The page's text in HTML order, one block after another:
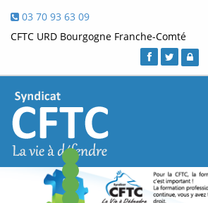
03 70 93 63 09
CFTC URD Bourgogne Franche-Comté